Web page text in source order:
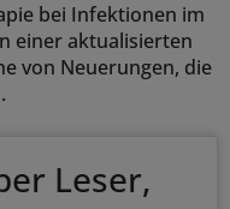
bei Infektionen im
einer aktualisierten
von Neuerungen, die
Leser,